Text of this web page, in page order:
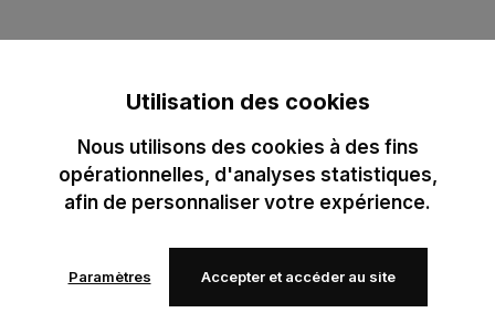
Utilisation des cookies
Nous utilisons des cookies à des fins
opérationnelles, d'analyses statistiques,
afin de personnaliser votre expérience.
Paramètres Accepter et accéder au site